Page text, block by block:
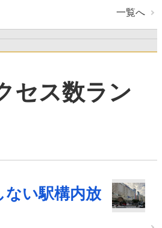
一覧へ
セス数ラン
ない駅構内放